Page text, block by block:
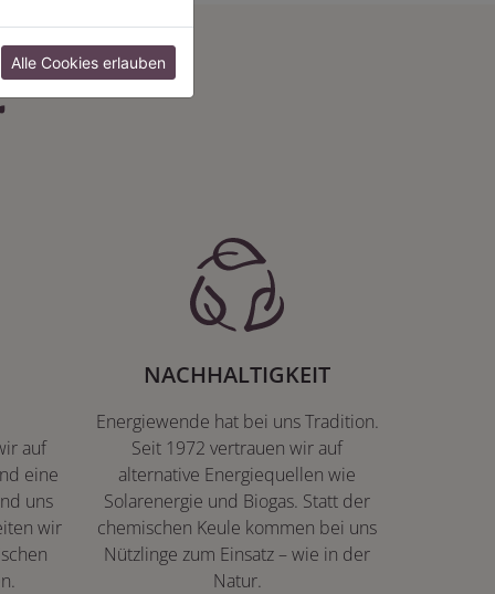
auf
eine
uns
wir
NACHHALTIGKEIT
Energiewende hat bei uns Tradition.
Seit 1972 vertrauen wir auf
alternative Energiequellen wie
Solarenergie und Biogas. Statt der
chemischen Keule kommen bei uns
Nützlinge zum Einsatz – wie in der
Natur.
Alle Cookies erlauben